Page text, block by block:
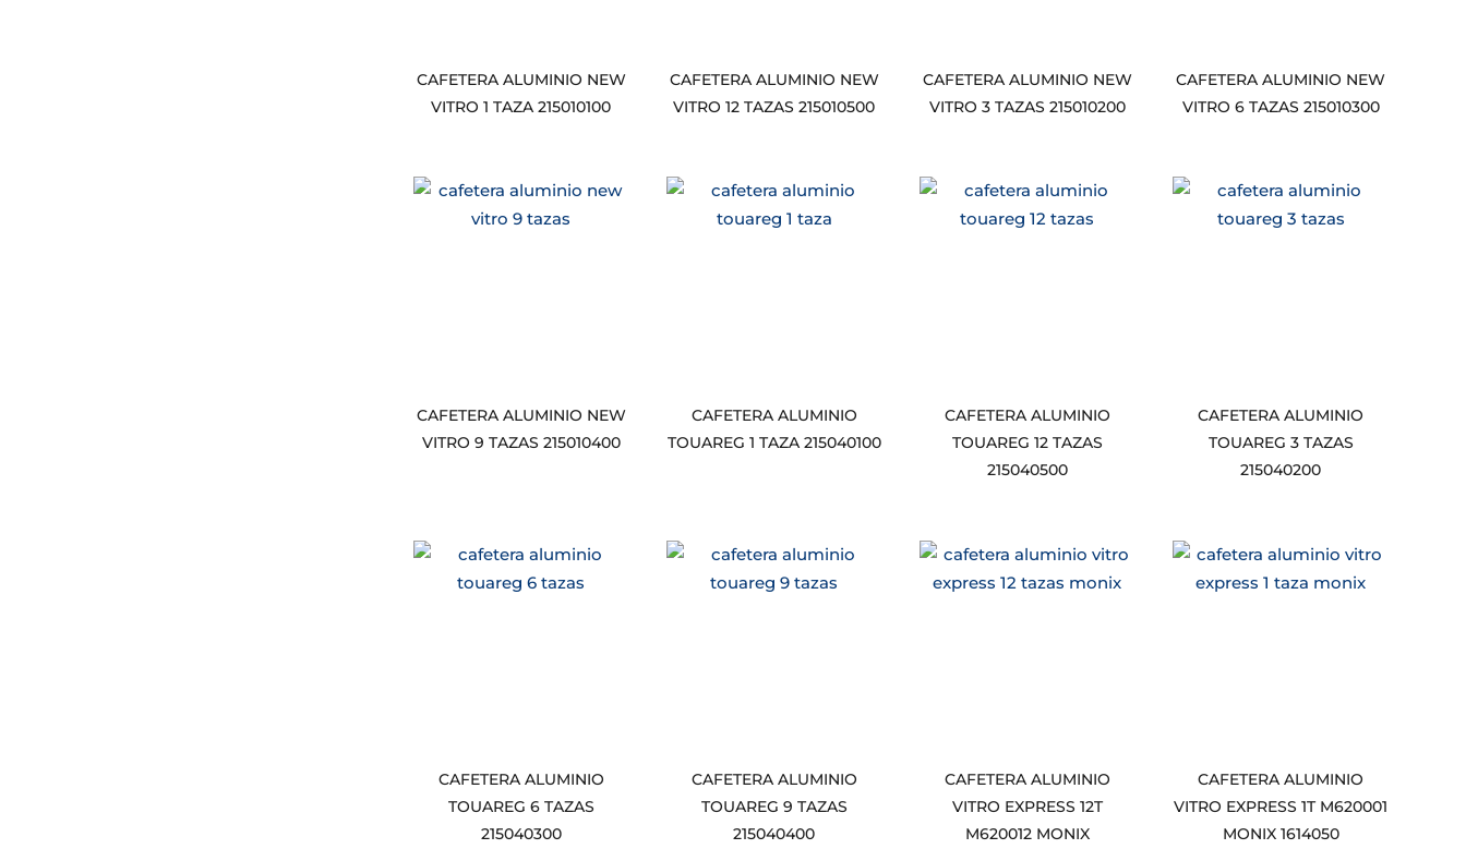
CAFETERA ALUMINIO NEW
VITRO 1 TAZA 215010100
CAFETERA ALUMINIO NEW
VITRO 12 TAZAS 215010500
CAFETERA ALUMINIO NEW
VITRO 3 TAZAS 215010200
CAFETERA ALUMINIO NEW
VITRO 6 TAZAS 215010300
CAFETERA ALUMINIO NEW
VITRO 9 TAZAS 215010400
CAFETERA ALUMINIO
TOUAREG 1 TAZA 215040100
CAFETERA ALUMINIO
TOUAREG 12 TAZAS
215040500
CAFETERA ALUMINIO
TOUAREG 3 TAZAS
215040200
CAFETERA ALUMINIO
TOUAREG 6 TAZAS
215040300
CAFETERA ALUMINIO
TOUAREG 9 TAZAS
215040400
CAFETERA ALUMINIO
VITRO EXPRESS 12T
M620012 MONIX
CAFETERA ALUMINIO
VITRO EXPRESS 1T M620001
MONIX 1614050